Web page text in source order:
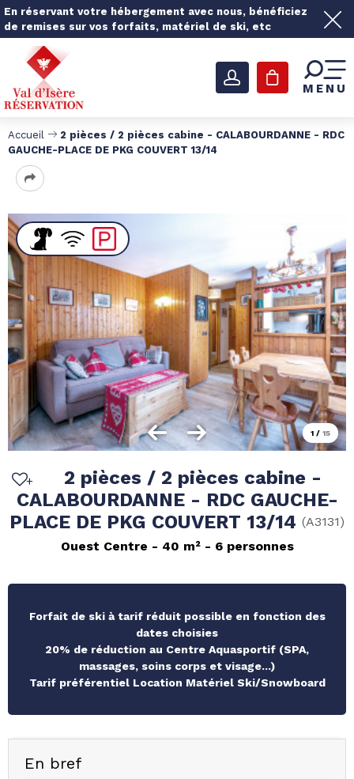
En réservant votre hébergement avec nous, bénéficiez
de remises sur vos forfaits, matériel de ski, etc
MENU
Accueil
2 pièces / 2 pièces cabine - CALABOURDANNE - RDC
GAUCHE-PLACE DE PKG COUVERT 13/14
1 / 15
2 pièces / 2 pièces cabine -
CALABOURDANNE - RDC GAUCHE-
PLACE DE PKG COUVERT 13/14 (A3131)
Ouest Centre
40 m² 6 personnes
Forfait de ski à tarif réduit possible en fonction des
dates choisies
20% de réduction au Centre Aquasportif (SPA,
massages, soins corps et visage...)
Tarif préférentiel Location Matériel Ski/Snowboard
En bref